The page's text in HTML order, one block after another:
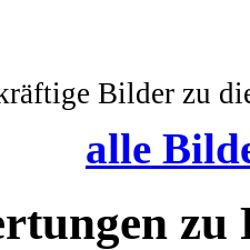
Bilder zu
alle
zu